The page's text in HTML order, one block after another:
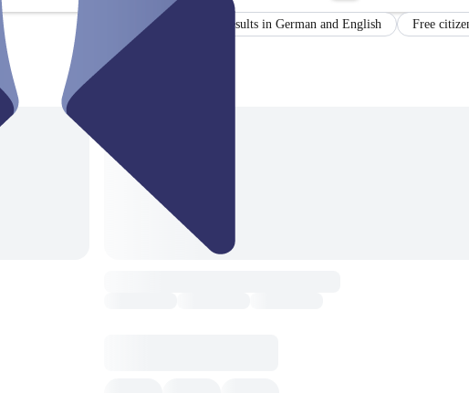
Certificate Results in German and English Free